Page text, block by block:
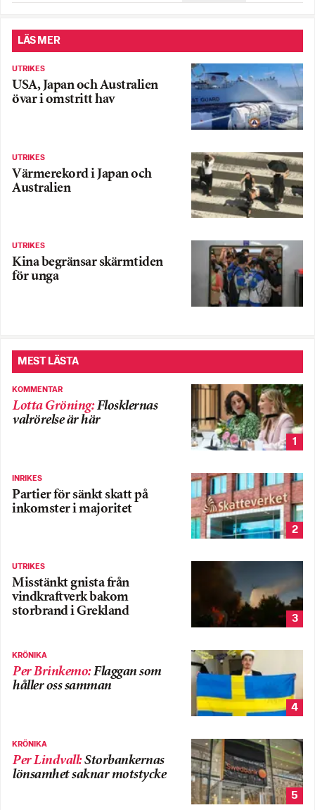
LÄS MER
UTRIKES
USA, Japan och Australien
övar i omstritt hav
UTRIKES
Värmerekord i Japan och
Australien
UTRIKES
Kina begränsar skärmtiden
för unga
MEST LÄSTA
KOMMENTAR
Lotta Gröning:Flosklernas
valrörelse är här
1
INRIKES
Partier för sänkt skatt på
inkomster i majoritet
2
UTRIKES
Misstänkt gnista från
vindkraftverk bakom
storbrand i Grekland
3
KRÖNIKA
Per Brinkemo:Flaggan som
håller oss samman
4
KRÖNIKA
Per Lindvall:Storbankernas
lönsamhet saknar motstycke
5